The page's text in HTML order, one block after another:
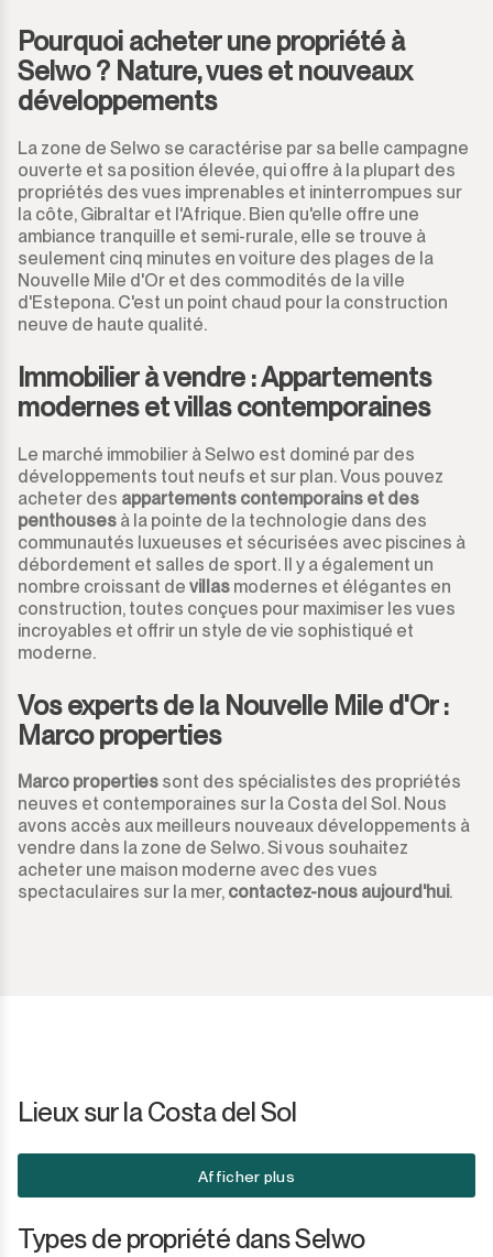
Pourquoi acheter une propriété à
Selwo ? Nature, vues et nouveaux
développements
La zone de Selwo se caractérise par sa belle campagne
ouverte et sa position élevée, qui offre à la plupart des
propriétés des vues imprenables et ininterrompues sur
la côte, Gibraltar et l'Afrique. Bien qu'elle offre une
ambiance tranquille et semi-rurale, elle se trouve à
seulement cinq minutes en voiture des plages de la
Nouvelle Mile d'Or et des commodités de la ville
d'Estepona. C'est un point chaud pour la construction
neuve de haute qualité.
Immobilier à vendre : Appartements
modernes et villas contemporaines
Le marché immobilier à Selwo est dominé par des
développements tout neufs et sur plan. Vous pouvez
acheter des appartements contemporains et des
penthouses à la pointe de la technologie dans des
communautés luxueuses et sécurisées avec piscines à
débordement et salles de sport. Il y a également un
nombre croissant de villas modernes et élégantes en
construction, toutes conçues pour maximiser les vues
incroyables et offrir un style de vie sophistiqué et
moderne.
Vos experts de la Nouvelle Mile d'Or :
Marco properties
Marco properties sont des spécialistes des propriétés
neuves et contemporaines sur la Costa del Sol. Nous
avons accès aux meilleurs nouveaux développements à
vendre dans la zone de Selwo. Si vous souhaitez
acheter une maison moderne avec des vues
spectaculaires sur la mer, contactez-nous aujourd'hui.
Lieux sur la Costa del Sol
Afficher plus
Types de propriété dans Selwo